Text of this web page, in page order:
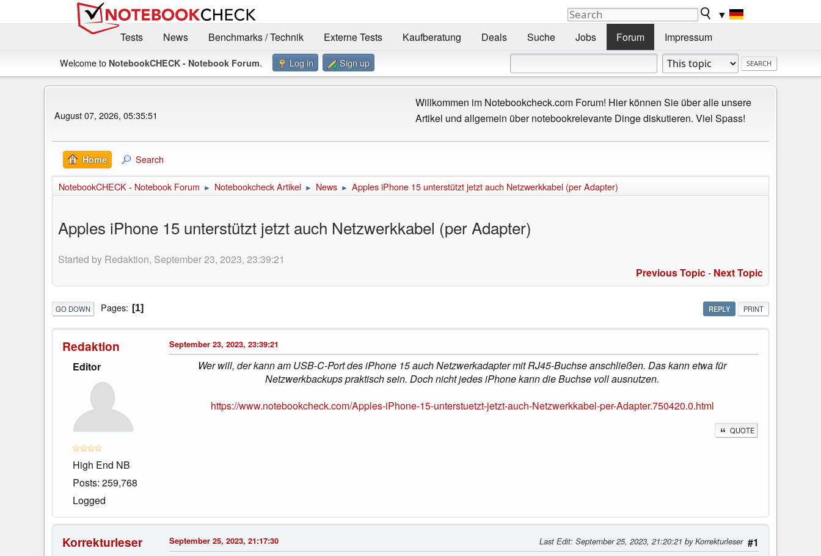
▼
Tests
News Benchmarks / Technik Externe Tests Kaufberatung Deals Suche Jobs Forum Impressum
Welcome to NotebookCHECK - Notebook Forum. Log in Sign up
August 07, 2026, 05:35:51
Willkommen im Notebookcheck.com Forum! Hier können Sie über alle unsere
Artikel und allgemein über notebookrelevante Dinge diskutieren. Viel Spass!
Home Search
NotebookCHECK - Notebook Forum ► Notebookcheck Artikel ► News ► Apples iPhone 15 unterstützt jetzt auch Netzwerkkabel (per Adapter)
Apples iPhone 15 unterstützt jetzt auch Netzwerkkabel (per Adapter)
Started by Redaktion, September 23, 2023, 23:39:21
Previous Topic- Next Topic
REPLY PRINT
GO DOWN Pages 1
Redaktion
Editor
High End NB
Posts: 259,768
Logged
September 23, 2023, 23:39:21
Wer will, der kann am USB-C-Port des iPhone 15 auch Netzwerkadapter mit RJ45-Buchse anschließen. Das kann etwa für
Netzwerkbackups praktisch sein. Doch nicht jedes iPhone kann die Buchse voll ausnutzen.
https://www.notebookcheck.com/Apples-iPhone-15-unterstuetzt-jetzt-auch-Netzwerkkabel-per-Adapter.750420.0.html
QUOTE
Korrekturleser #1
September 25, 2023, 21:17:30 Last Edit: September 25, 2023, 21:20:21 by Korrekturleser